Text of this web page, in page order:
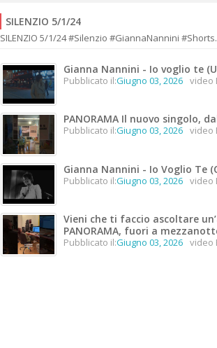
SILENZIO 5/1/24
SILENZIO 5/1/24 #Silenzio #GiannaNannini #Shorts.
Gianna Nannini - Io voglio te
Pubblicato il:Giugno 03, 2026 video
PANORAMA Il nuovo singolo,
Pubblicato il:Giugno 03, 2026 video
Gianna Nannini - Io Voglio Te
Pubblicato il:Giugno 03, 2026 video
Vieni che ti faccio ascoltare
PANORAMA, fuori a
Pubblicato il:Giugno 03, 2026 video